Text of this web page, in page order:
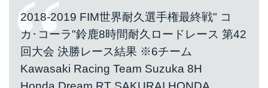
2018-2019 FIM世界耐久選手権最終戦" コ
カ･コーラ"鈴鹿8時間耐久ロードレース 第42
回大会 決勝レース結果 ※6チーム
Kawasaki Racing Team Suzuka 8H